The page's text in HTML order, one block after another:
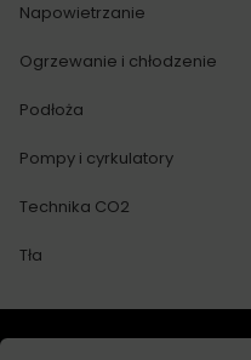
Złota rybka - Carassius
Napowietrzanie
Ogrzewanie i chłodzenie
Podłoża
Pompy i cyrkulatory
Technika CO2
Tła